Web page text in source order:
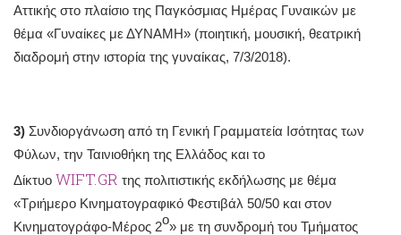
Αττικής στο πλαίσιο της Παγκόσμιας Ημέρας Γυναικών με
θέμα «Γυναίκες με ΔΥΝΑΜΗ» (ποιητική, μουσική, θεατρική
διαδρομή στην ιστορία της γυναίκας, 7/3/2018).
3) Συνδιοργάνωση από τη Γενική Γραμματεία Ισότητας των
Φύλων, την Ταινιοθήκη της Ελλάδος και το
Δίκτυο WIFT.GR της πολιτιστικής εκδήλωσης με θέμα
«Τριήμερο Κινηματογραφικό Φεστιβάλ 50/50 και στον
Κινηματογράφο-Μέρος 2ο» με τη συνδρομή του Τμήματος